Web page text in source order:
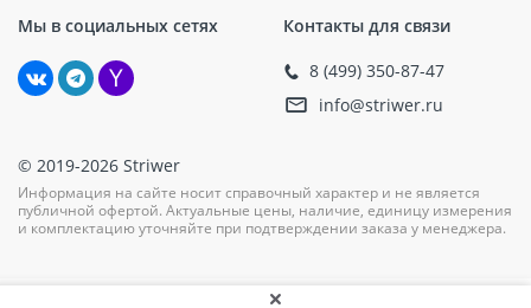
Мы в социальных сетях Контакты для связи
8 (499) 350-87-47
info@striwer.ru
© 2019-2026 Striwer
Информация на сайте носит справочный характер и не является
публичной офертой. Актуальные цены, наличие, единицу измерения
и комплектацию уточняйте при подтверждении заказа у менеджера.